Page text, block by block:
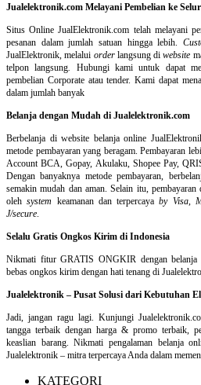
Jualelektronik.com Melayani Pembelian ke
Situs Online JualElektronik.com telah melayani
pesanan dalam jumlah satuan hingga lebih.
JualElektronik, melalui orderlangsung diwebsite
telpon langsung
Hubungi kami untuk dapat
pembelian Corporate atau tender. Kami dapat
dalam jumlah banyak
Belanja dengan Mudah di Jualelektronik.com
Berbelanja diwebsite belanja online
metode pembayaran yang beragam. Pembayaran
Account BCA, Gopay, Akulaku, Shopee Pay,
Dengan banyaknya metode pembayaran,
semakin mudah dan aman. Selain itu,
olehsystem keamanan dan terpercayaby Visa,
J/secure
Selalu Gratis Ongkos Kirim di Indonesia
Nikmati fitur GRATIS ONGKIR dengan belanja
bebas ongkos kirim dengan hati tenang di
Jualelektronik – Pusat Solusi dari Kebutuhan
Jadi, jangan ragu lagi. Kunjungi
tangga terbaik dengan harga & promo terbaik,
keaslian barang. Nikmati pengalaman belanja
Jualelektronik – mitra terpercaya Anda dalam
KATEGORI